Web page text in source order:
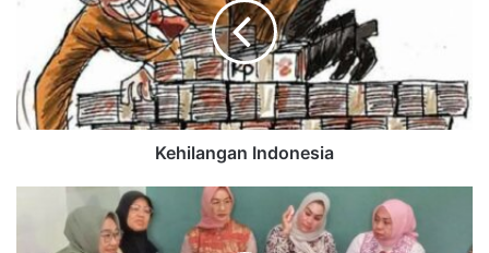
Kehilangan Indonesia